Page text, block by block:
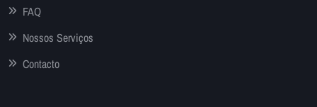
FAQ
Nossos Serviços
Contacto